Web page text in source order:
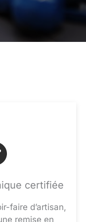
certifiée
faire d’artisan,
remise en